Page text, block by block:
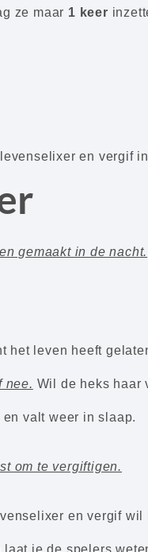
ze maar 1 keer
en vergif
gemaakt in de nacht.
het leven heeft
nee. Wil de heks haar
valt weer in slaap.
om te vergiftigen.
en vergif